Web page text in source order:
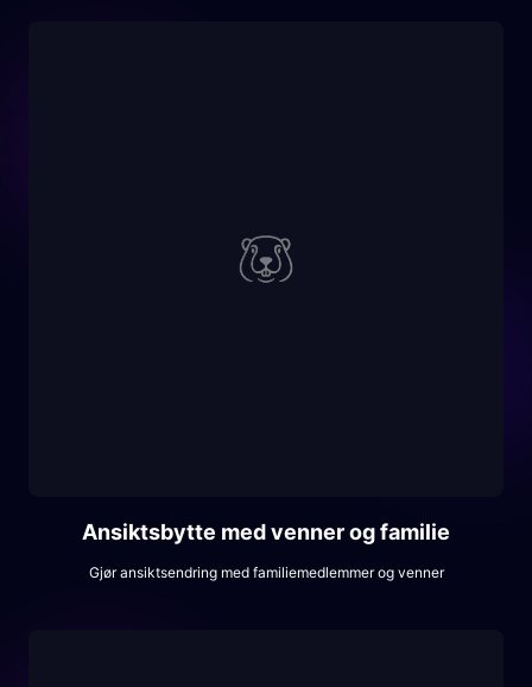
Ansiktsbytte med venner og familie
Gjør ansiktsendring med familiemedlemmer og venner